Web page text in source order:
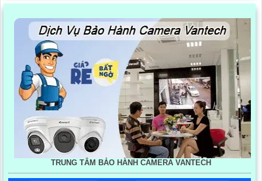
TRUNG TÂM BẢO HÀNH CAMERA VANTECH